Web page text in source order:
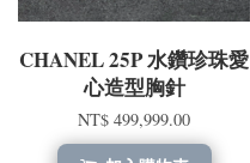
CHANEL 25P 水鑽珍珠愛
心造型胸針
NT$ 499,999.00